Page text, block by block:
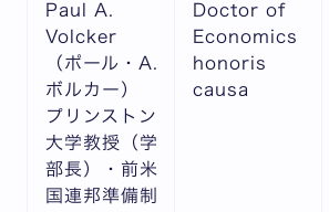
Paul A.
Volcker
（ポール・A.
ボルカー）
プリンストン
大学教授（学
部長）・前米
国連邦準備制
Doctor of
Economics
honoris
causa